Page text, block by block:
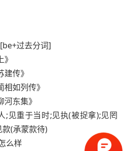
过去分词]
传》
如列传》
东集》
;见重于当时;见执(被捉拿);见罔
(承蒙款待)
么样